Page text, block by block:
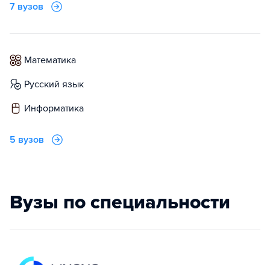
7 вузов
математика
русский язык
информатика
5 вузов
Вузы по специальности